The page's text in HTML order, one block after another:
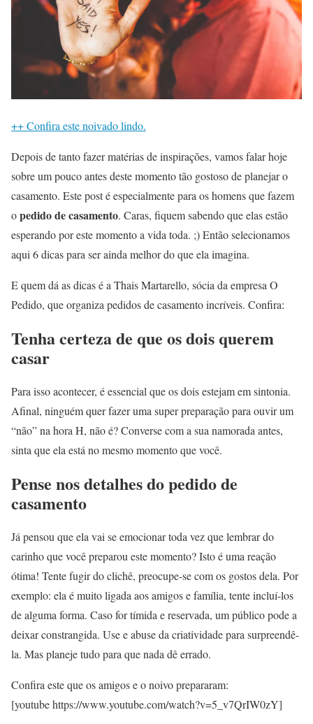
++ Confira este noivado lindo.
Depois de tanto fazer matérias de inspirações, vamos falar hoje
sobre um pouco antes deste momento tão gostoso de planejar o
casamento. Este post é especialmente para os homens que fazem
opedido de casamento. Caras, fiquem sabendo que elas estão
esperando por este momento a vida toda. ;) Então selecionamos
aqui 6 dicas para ser ainda melhor do que ela imagina.
E quem dá as dicas é a Thais Martarello, sócia da empresa O
Pedido, que organiza pedidos de casamento incríveis. Confira:
Tenha certeza de que os dois querem
casar
Para isso acontecer, é essencial que os dois estejam em sintonia.
Afinal, ninguém quer fazer uma super preparação para ouvir um
“não” na hora H, não é? Converse com a sua namorada antes,
sinta que ela está no mesmo momento que você.
Pense nos detalhes do pedido de
casamento
Já pensou que ela vai se emocionar toda vez que lembrar do
carinho que você preparou este momento? Isto é uma reação
ótima! Tente fugir do clichê, preocupe-se com os gostos dela. Por
exemplo: ela é muito ligada aos amigos e família, tente incluí-los
de alguma forma. Caso for tímida e reservada, um público pode a
deixar constrangida. Use e abuse da criatividade para surpreendê-
la. Mas planeje tudo para que nada dê errado.
Confira este que os amigos e o noivo prepararam:
[youtube https://www.youtube.com/watch?v=5_v7QrIW0zY]